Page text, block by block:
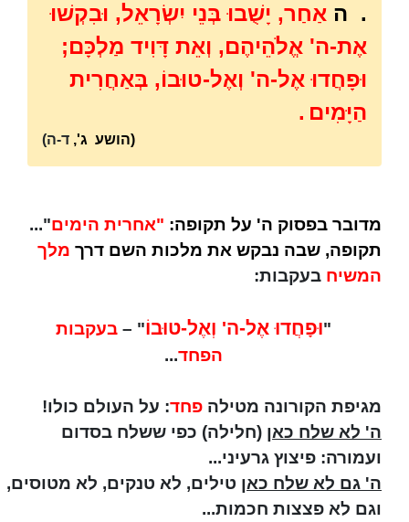
. ה אַחַר, יָשֻׁבוּ בְּנֵי יִשְׂרָאֵל, וּבִקְשׁוּ
אֶת-ה' אֱלֹהֵיהֶם, וְאֵת דָּוִיד מַלְכָּם;
וּפָחֲדוּ אֶל-ה' וְאֶל-טוּבוֹ, בְּאַחֲרִית
הַיָּמִים .
(הושע ג', ד-ה)
מדובר בפסוק ה' על תקופה: "אחרית הימים"...
תקופה, שבה נבקש את מלכות השם דרך מלך
המשיח בעקבות:
"וּפָחֲדוּ אֶל-ה' וְאֶל-טוּבוֹ" – בעקבות
הפחד...
מגיפת הקורונה מטילה פחד: על העולם כולו!
ה' לא שלח כאן (חלילה) כפי ששלח בסדום
ועמורה: פיצוץ גרעיני...
ה' גם לא שלח כאן טילים, לא טנקים, לא מטוסים,
וגם לא פצצות חכמות...